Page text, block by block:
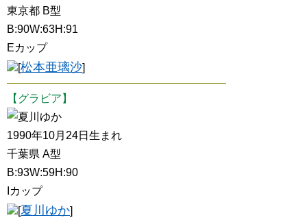
東京都 B型
B:90W:63H:91
Eカップ
[松本亜璃沙]
【グラビア】
夏川ゆか
1990年10月24日生まれ
千葉県 A型
B:93W:59H:90
Iカップ
[夏川ゆか]